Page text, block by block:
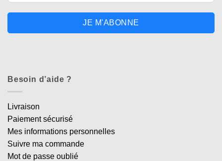
JE M'ABONNE
Besoin d’aide ?
Livraison
Paiement sécurisé
Mes informations personnelles
Suivre ma commande
Mot de passe oublié